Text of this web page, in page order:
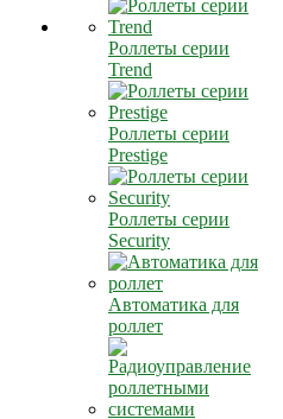
Роллеты серии
Trend
Роллеты серии
Prestige
Роллеты серии
Security
Автоматика для
роллет